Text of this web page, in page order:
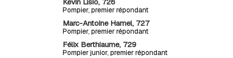
Kevin Lisio, 726
Pompier, premier répondant
Marc-Antoine Hamel, 727
Pompier, premier répondant
Félix Berthiaume, 729
Pompier junior, premier répondant